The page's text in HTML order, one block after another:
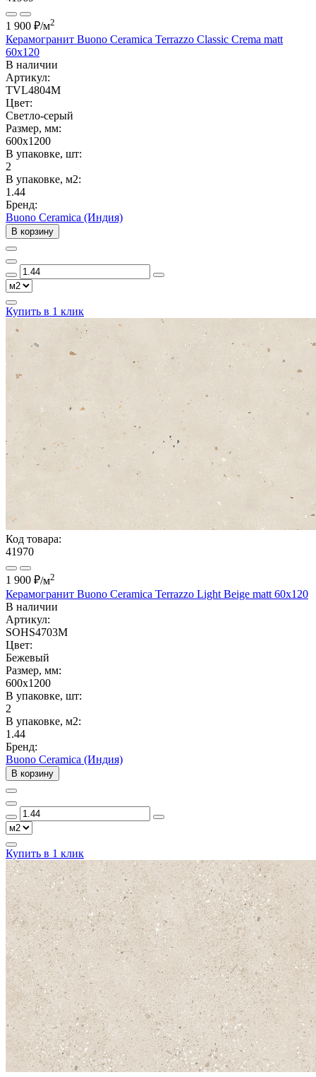
1 900 ₽/м2
Керамогранит Buono Ceramica Terrazzo Classic Crema matt
60x120
В наличии
Артикул:
TVL4804M
Цвет:
Светло-серый
Размер, мм:
600x1200
В упаковке, шт:
2
В упаковке, м2:
1.44
Бренд:
Buono Ceramica (Индия)
В корзину
Купить в 1 клик
Код товара:
41970
1 900 ₽/м2
Керамогранит Buono Ceramica Terrazzo Light Beige matt 60x120
В наличии
Артикул:
SOHS4703M
Цвет:
Бежевый
Размер, мм:
600x1200
В упаковке, шт:
2
В упаковке, м2:
1.44
Бренд:
Buono Ceramica (Индия)
В корзину
Купить в 1 клик